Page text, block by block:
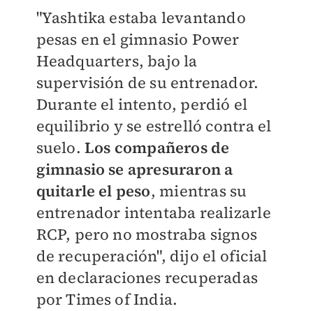
"Yashtika estaba levantando
pesas en el gimnasio Power
Headquarters, bajo la
supervisión de su entrenador.
Durante el intento, perdió el
equilibrio y se estrelló contra el
suelo. Los compañeros de
gimnasio se apresuraron a
quitarle el peso, mientras su
entrenador intentaba realizarle
RCP, pero no mostraba signos
de recuperación", dijo el oficial
en declaraciones recuperadas
por Times of India.